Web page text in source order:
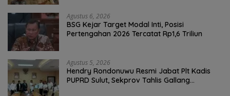
Agustus 6, 2026
BSG Kejar Target Modal Inti, Posisi
Pertengahan 2026 Tercatat Rp1,6 Triliun
Agustus 5, 2026
Hendry Rondonuwu Resmi Jabat Plt Kadis
PUPRD Sulut, Sekprov Tahlis Gallang